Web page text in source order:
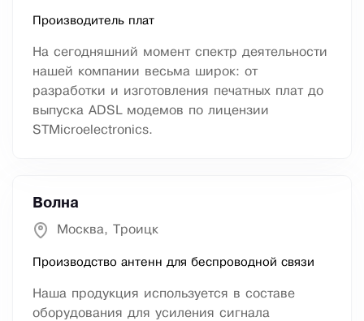
Производитель плат
На сегодняшний момент спектр деятельности
нашей компании весьма широк: от
разработки и изготовления печатных плат до
выпуска ADSL модемов по лицензии
STMicroelectronics.
Волна
Москва, Троицк
Производство антенн для беспроводной связи
Наша продукция используется в составе
оборудования для усиления сигнала